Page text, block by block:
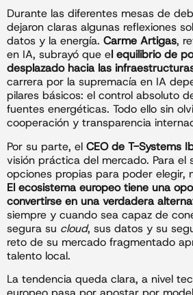
Durante las diferentes mesas de
dejaron claras algunas reflexiones
datos y la energía. Carme Artigas,
en IA, subrayó que el equilibrio de
desplazado hacia las
carrera por la supremacía en IA
pilares básicos: el control absoluto
fuentes energéticas. Todo ello sin
cooperación y transparencia
Por su parte, el CEO de T-Systems
visión práctica del mercado. Para
opciones propias para poder elegir,
El ecosistema europeo tiene una
convertirse en una verdadera
siempre y cuando sea capaz de
segura su cloud, sus datos y su
reto de su mercado fragmentado
talento local.
La tendencia queda clara, a nivel